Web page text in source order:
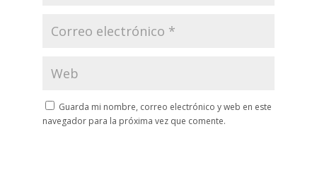
Guarda mi nombre, correo electrónico y web en este
navegador para la próxima vez que comente.